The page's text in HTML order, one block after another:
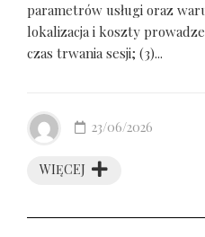
parametrów usługi oraz
lokalizacja i koszty
czas trwania sesji; (3)...
WIĘCEJ
23/06/2026